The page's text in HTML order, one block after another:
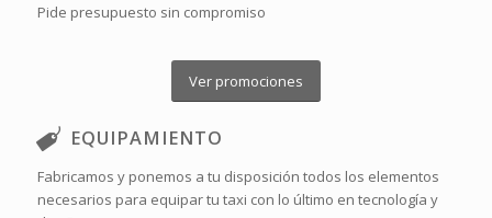
Pide presupuesto sin compromiso
Ver promociones
EQUIPAMIENTO
Fabricamos y ponemos a tu disposición todos los elementos
necesarios para equipar tu taxi con lo último en tecnología y